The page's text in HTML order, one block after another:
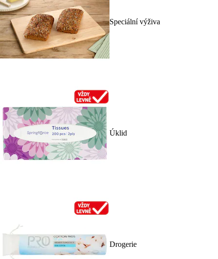
Speciální výživa
Úklid
Drogerie